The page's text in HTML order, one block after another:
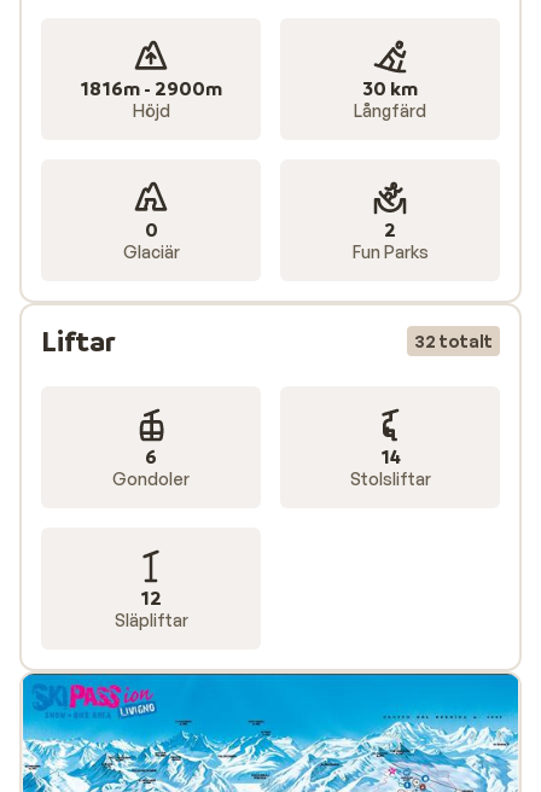
1816m - 2900m
Höjd
30 km
Långfärd
0
Glaciär
2
Fun Parks
Liftar 32 totalt
6
Gondoler
14
Stolsliftar
12
Släpliftar